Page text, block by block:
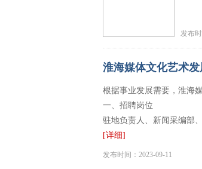
网上
发布
淮海媒体文化艺术
根据事业发展需要，淮海
一、招聘岗位
驻地负责人、新闻采编部
[详细]
发布时间：2023-09-11